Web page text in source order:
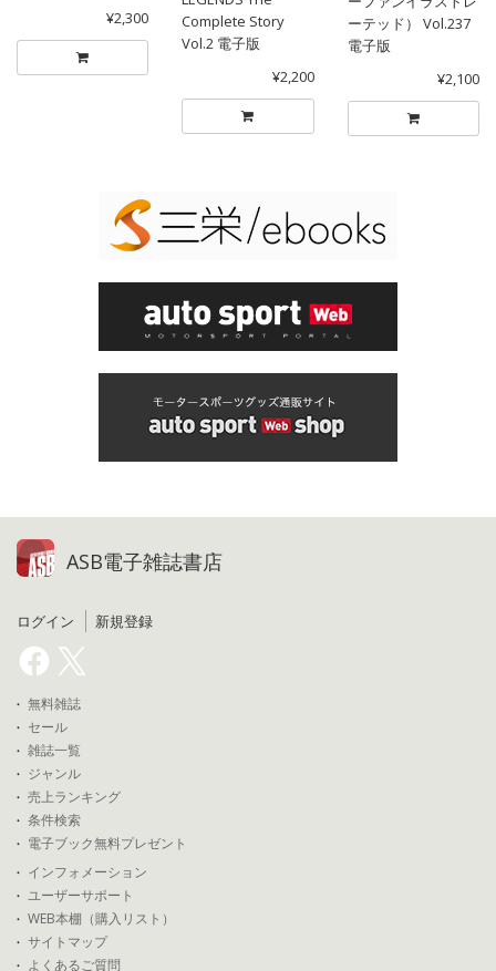
¥2,300
Complete Story
Vol.2 電子版
¥2,200
ーテッド） Vol.237
電子版
¥2,100
ASB電子雑誌書店
ログイン 新規登録
無料雑誌
セール
雑誌一覧
ジャンル
売上ランキング
条件検索
電子ブック無料プレゼント
インフォメーション
ユーザーサポート
WEB本棚（購入リスト）
サイトマップ
よくあるご質問